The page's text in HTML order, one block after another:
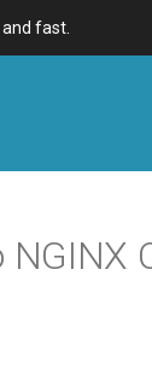
fast.
NGINX